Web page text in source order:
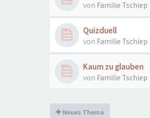
von Familie Tschiep
Quizduell
von Familie Tschiep
Kaum zu glauben
von Familie Tschiep
Neues Thema